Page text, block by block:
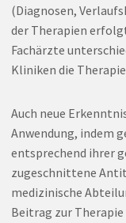
(Diagnosen,
der Therapien
Fachärzte
Kliniken die
Auch neue
Anwendung, indem
entsprechend ihrer
zugeschnittene
medizinische
Beitrag zur